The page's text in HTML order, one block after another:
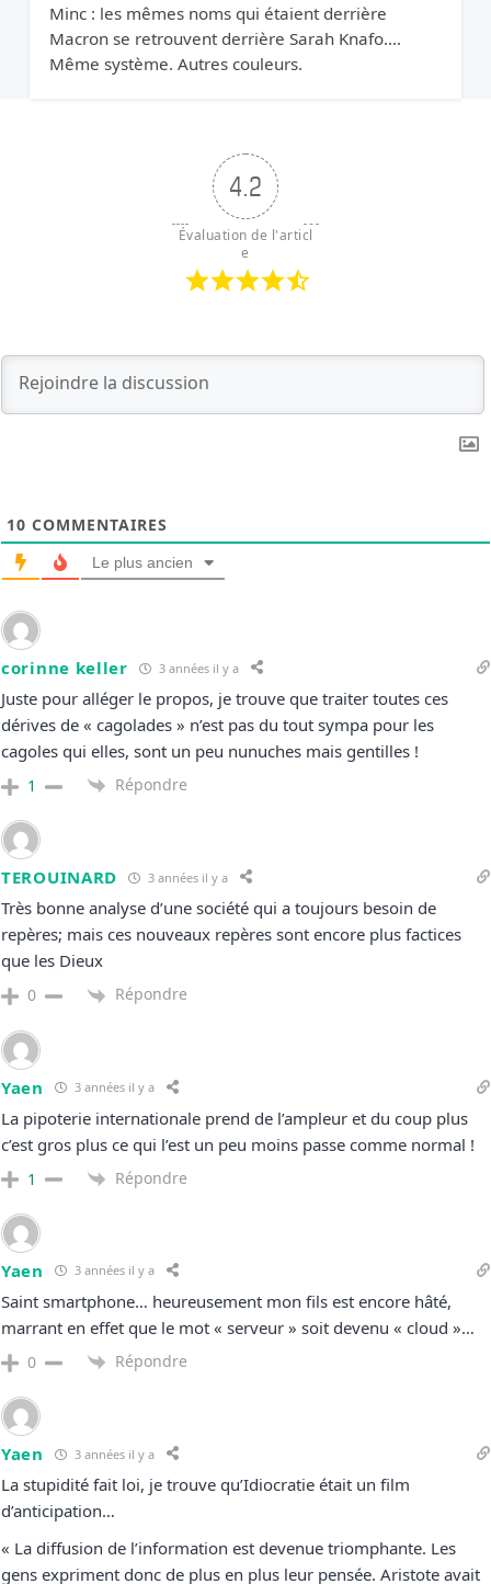
Minc : les mêmes noms qui étaient derrière
Macron se retrouvent derrière Sarah Knafo.
Même système. Autres couleurs.
4.2
Évaluation de l'articl
e
10 COMMENTAIRES
Le plus ancien
corinne keller 3 années il y a
Juste pour alléger le propos, je trouve que traiter toutes ces
dérives de « cagolades » n’est pas du tout sympa pour les
cagoles qui elles, sont un peu nunuches mais gentilles !
1 Répondre
TEROUINARD 3 années il y a
Très bonne analyse d’une société qui a toujours besoin de
repères; mais ces nouveaux repères sont encore plus factices
que les Dieux
0 Répondre
Yaen 3 années il y a
La pipoterie internationale prend de l’ampleur et du coup plus
c’est gros plus ce qui l’est un peu moins passe comme normal !
1 Répondre
Yaen 3 années il y a
Saint smartphone… heureusement mon fils est encore hâté,
marrant en effet que le mot « serveur » soit devenu « cloud »…
0 Répondre
Yaen 3 années il y a
La stupidité fait loi, je trouve qu’Idiocratie était un film
d’anticipation…
« La diffusion de l’information est devenue triomphante. Les
gens expriment donc de plus en plus leur pensée. Aristote avait